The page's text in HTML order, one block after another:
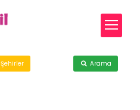
Şehirler Arama